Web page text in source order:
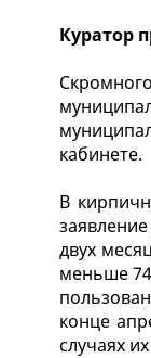
Куратор
кабинете.
В
двух
меньше
конце
случаях